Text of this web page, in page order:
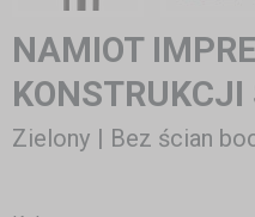
NAMIOT
KONSTRUKCJI
Zielony | Bez ścian